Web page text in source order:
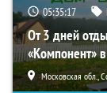
05:35:16
От 3 дней
«Компонент»
Московская обл.,